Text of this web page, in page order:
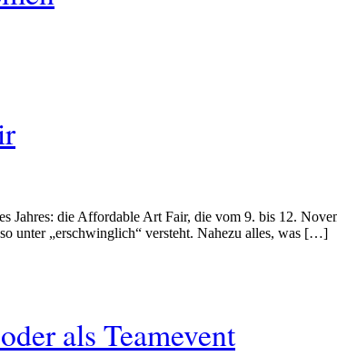
die Affordable Art Fair, die vom 9. bis 12.
unter „erschwinglich“ versteht. Nahezu alles, was […]
als Teamevent